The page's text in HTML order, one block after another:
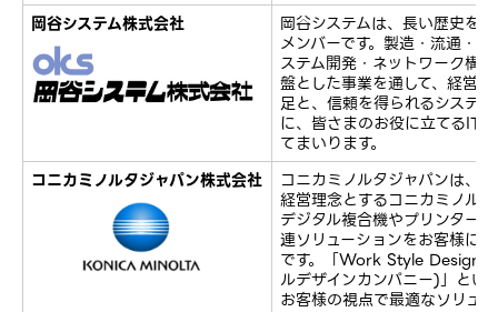
岡谷システム株式会社
岡谷システムは、長い歴史を
メンバーです。製造・流通・
ステム開発・ネットワーク構
盤とした事業を通して、経営
足と、信頼を得られるシステ
に、皆さまのお役に立てるIT
てまいります。
コニカミノルタジャパン株式会社
コニカミノルタジャパンは、
経営理念とするコニカミノル
デジタル複合機やプリンター
連ソリューションをお客様に
です。「Work Style Design
ルデザインカンパニー)」とい
お客様の視点で最適なソリュ